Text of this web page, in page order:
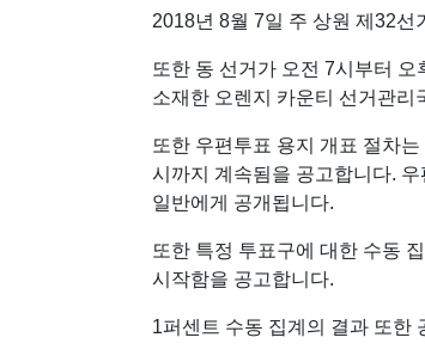
2018년 8월 7일 주 상원 제32
또한 동 선거가 오전 7시부터
소재한 오렌지 카운티 선거관리
또한 우편투표 용지 개표 절차
시까지 계속됨을 공고합니다.
일반에게 공개됩니다.
또한 특정 투표구에 대한 수동
시작함을 공고합니다.
1퍼센트 수동 집계의 결과 또한